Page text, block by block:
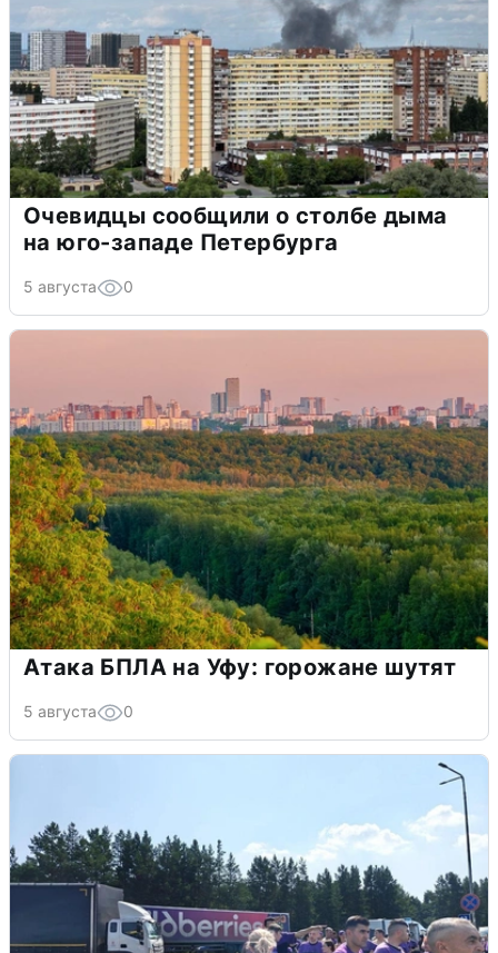
Очевидцы сообщили о столбе дыма
на юго-западе Петербурга
5 августа 0
Атака БПЛА на Уфу: горожане шутят
5 августа 0